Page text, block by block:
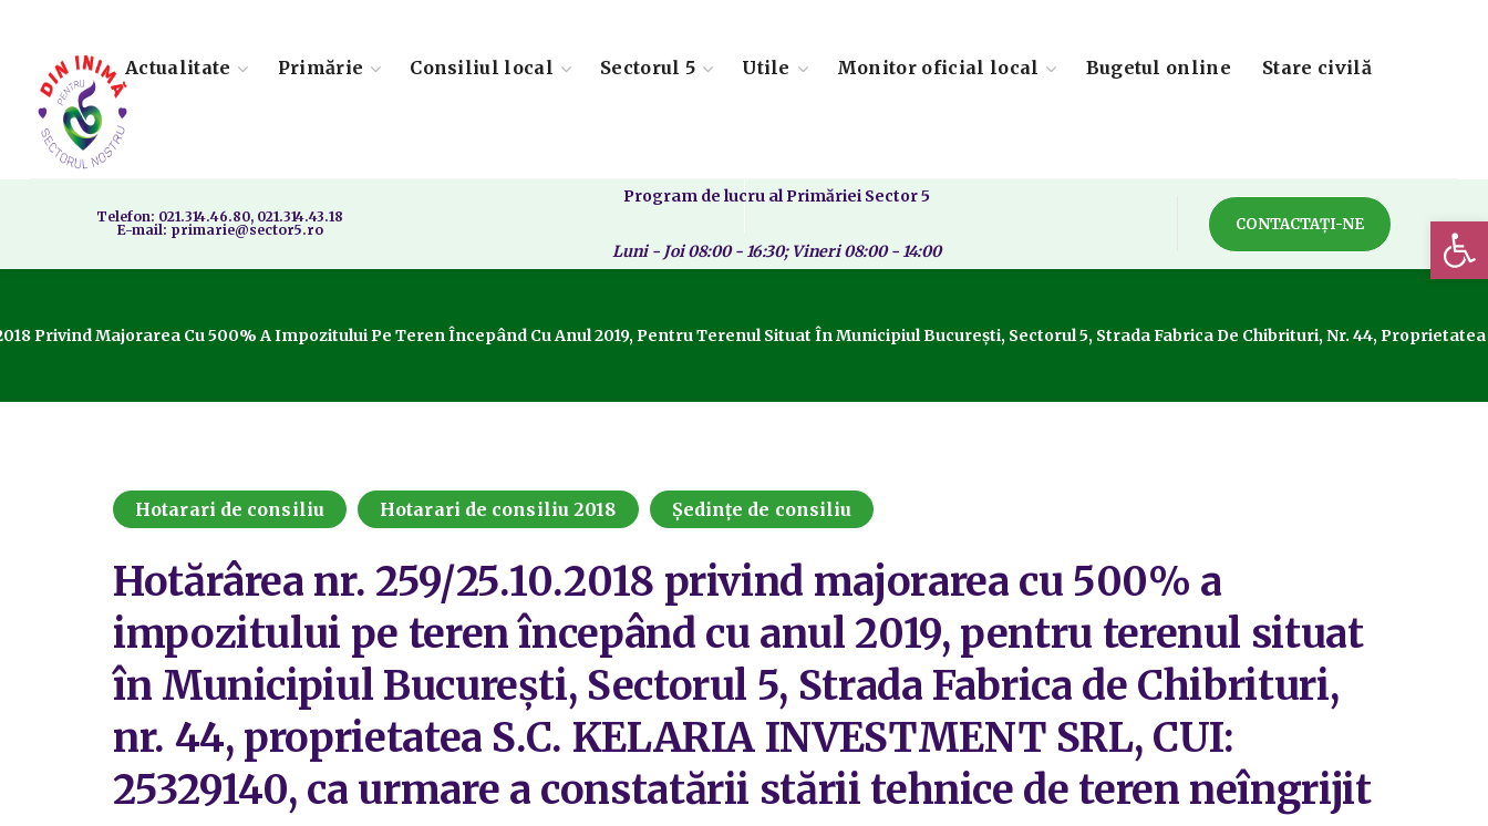
Actualitate Primărie Consiliul local Sectorul 5 Utile Monitor oficial local Bugetul online Stare civilă
Telefon: 021.314.46.80, 021.314.43.18
E-mail: primarie@sector5.ro
Program de lucru al Primăriei Sector 5
Luni - Joi 08:00 - 16:30; Vineri 08:00 - 14:00
CONTACTAȚI-NE
Privind Majorarea Cu 500% A Impozitului Pe Teren Începând Cu Anul 2019, Pentru Terenul Situat În Municipiul București, Sectorul 5, Strada Fabrica De Chibrituri, Nr. 44,
Hotarari de consiliu Hotarari de consiliu 2018 Ședințe de consiliu
Hotărârea nr. 259/25.10.2018 privind majorarea cu 500% a
impozitului pe teren începând cu anul 2019, pentru terenul situat
în Municipiul București, Sectorul 5, Strada Fabrica de Chibrituri,
nr. 44, proprietatea S.C. KELARIA INVESTMENT SRL, CUI:
25329140, ca urmare a constatării stării tehnice de teren neîngrijit